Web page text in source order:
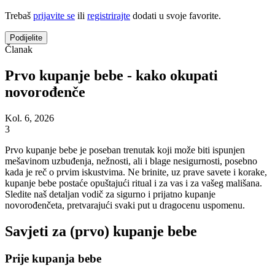
Trebaš prijavite se ili registrirajte dodati u svoje favorite.
Podijelite
Članak
Prvo kupanje bebe - kako okupati
novorođenče
Kol. 6, 2026
3
Prvo kupanje bebe je poseban trenutak koji može biti ispunjen
mešavinom uzbuđenja, nežnosti, ali i blage nesigurnosti, posebno
kada je reč o prvim iskustvima. Ne brinite, uz prave savete i korake,
kupanje bebe postaće opuštajući ritual i za vas i za vašeg mališana.
Sledite naš detaljan vodič za sigurno i prijatno kupanje
novorođenčeta, pretvarajući svaki put u dragocenu uspomenu.
Savjeti za (prvo) kupanje bebe
Prije kupanja bebe